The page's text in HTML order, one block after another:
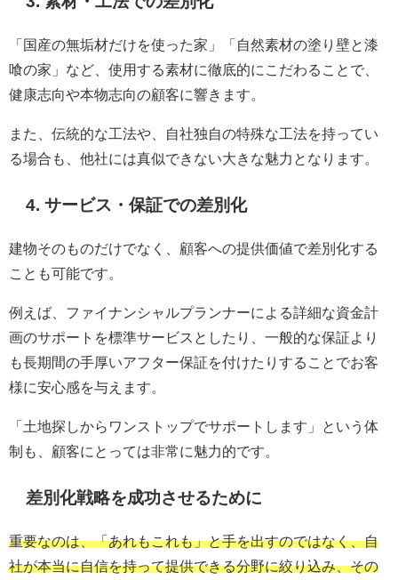
「国産の無垢材だけを使った家」「自然素材の塗り壁と漆
喰の家」など、使用する素材に徹底的にこだわることで、
健康志向や本物志向の顧客に響きます。
また、伝統的な工法や、自社独自の特殊な工法を持ってい
る場合も、他社には真似できない大きな魅力となります。
4. サービス・保証での差別化
建物そのものだけでなく、顧客への提供価値で差別化する
ことも可能です。
例えば、ファイナンシャルプランナーによる詳細な資金計
画のサポートを標準サービスとしたり、一般的な保証より
も長期間の手厚いアフター保証を付けたりすることでお客
様に安心感を与えます。
「土地探しからワンストップでサポートします」という体
制も、顧客にとっては非常に魅力的です。
差別化戦略を成功させるために
重要なのは、「あれもこれも」と手を出すのではなく、自
社が本当に自信を持って提供できる分野に絞り込み、その